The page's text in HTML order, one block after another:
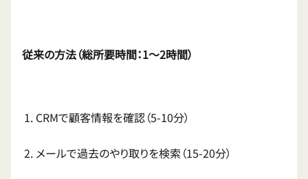
従来の方法（総所要時間：1〜2時間）
CRMで顧客情報を確認（5-10分）
メールで過去のやり取りを検索（15-20分）